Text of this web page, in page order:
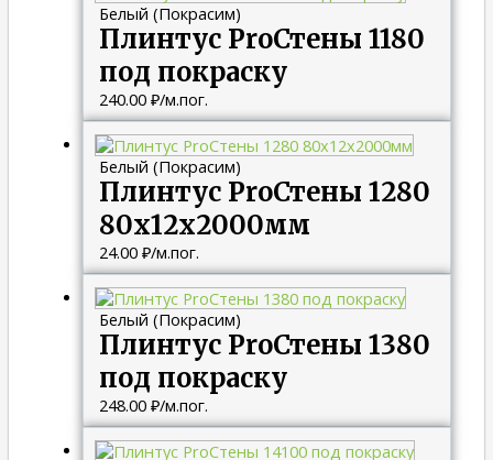
Белый (Покрасим)
Плинтус ProСтены 1180
под покраску
240.00 ₽/м.пог.
Белый (Покрасим)
Плинтус ProСтены 1280
80x12x2000мм
24.00 ₽/м.пог.
Белый (Покрасим)
Плинтус ProСтены 1380
под покраску
248.00 ₽/м.пог.